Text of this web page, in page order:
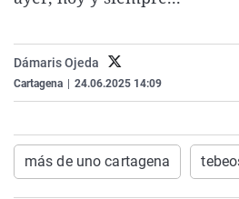
Dámaris Ojeda
Cartagena 24.06.2025 14:09
más de uno cartagena